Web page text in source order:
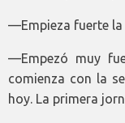
—Empieza fuerte la
—Empezó muy
comienza con la
hoy. La primera